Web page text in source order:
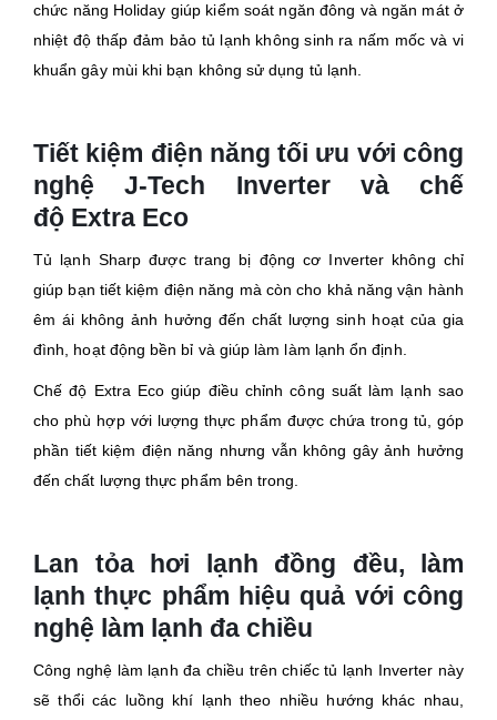
chức năng Holiday giúp kiểm soát ngăn đông và ngăn mát ở
nhiệt độ thấp đảm bảo tủ lạnh không sinh ra nấm mốc và vi
khuẩn gây mùi khi bạn không sử dụng tủ lạnh.
Tiết kiệm điện năng tối ưu với công
nghệ J-Tech Inverter và chế
độ Extra Eco
Tủ lạnh Sharp được trang bị động cơ Inverter không chỉ
giúp bạn tiết kiệm điện năng mà còn cho khả năng vận hành
êm ái không ảnh hưởng đến chất lượng sinh hoạt của gia
đình, hoạt động bền bỉ và giúp làm làm lạnh ổn định.
Chế độ Extra Eco giúp điều chỉnh công suất làm lạnh sao
cho phù hợp với lượng thực phẩm được chứa trong tủ, góp
phần tiết kiệm điện năng nhưng vẫn không gây ảnh hưởng
đến chất lượng thực phẩm bên trong.
Lan tỏa hơi lạnh đồng đều, làm
lạnh thực phẩm hiệu quả với công
nghệ làm lạnh đa chiều
Công nghệ làm lạnh đa chiều trên chiếc tủ lạnh Inverter này
sẽ thổi các luồng khí lạnh theo nhiều hướng khác nhau,